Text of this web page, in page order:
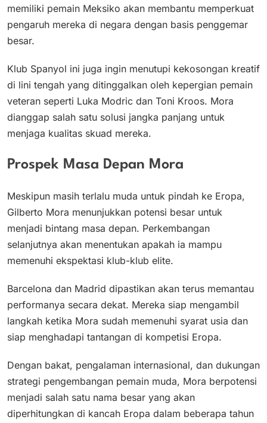
memiliki pemain Meksiko akan membantu memperkuat
pengaruh mereka di negara dengan basis penggemar
besar.
Klub Spanyol ini juga ingin menutupi kekosongan kreatif
di lini tengah yang ditinggalkan oleh kepergian pemain
veteran seperti Luka Modric dan Toni Kroos. Mora
dianggap salah satu solusi jangka panjang untuk
menjaga kualitas skuad mereka.
Prospek Masa Depan Mora
Meskipun masih terlalu muda untuk pindah ke Eropa,
Gilberto Mora menunjukkan potensi besar untuk
menjadi bintang masa depan. Perkembangan
selanjutnya akan menentukan apakah ia mampu
memenuhi ekspektasi klub-klub elite.
Barcelona dan Madrid dipastikan akan terus memantau
performanya secara dekat. Mereka siap mengambil
langkah ketika Mora sudah memenuhi syarat usia dan
siap menghadapi tantangan di kompetisi Eropa.
Dengan bakat, pengalaman internasional, dan dukungan
strategi pengembangan pemain muda, Mora berpotensi
menjadi salah satu nama besar yang akan
diperhitungkan di kancah Eropa dalam beberapa tahun